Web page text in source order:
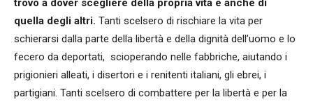
trovò a dover scegliere della propria vita e anche di
quella degli altri. Tanti scelsero di rischiare la vita per
schierarsi dalla parte della libertà e della dignità dell’uomo e lo
fecero da deportati, scioperando nelle fabbriche, aiutando i
prigionieri alleati, i disertori e i renitenti italiani, gli ebrei, i
partigiani. Tanti scelsero di combattere per la libertà e per la